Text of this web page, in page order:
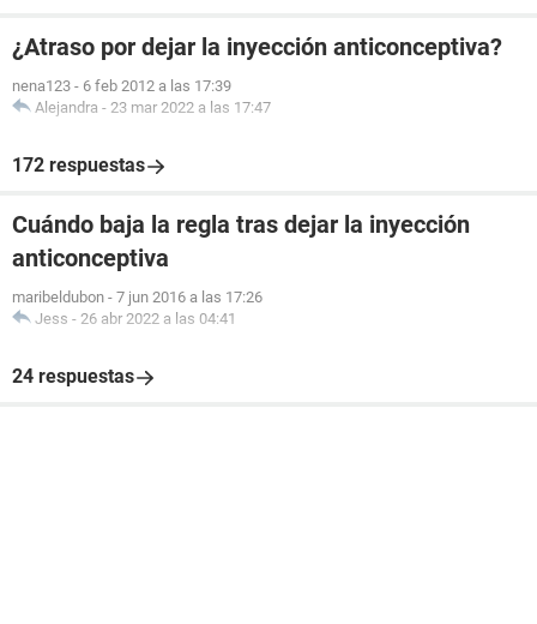
¿Atraso por dejar la inyección anticonceptiva?
nena123 - 6 feb 2012 a las 17:39
Alejandra - 23 mar 2022 a las 17:47
172 respuestas
Cuándo baja la regla tras dejar la inyección
anticonceptiva
maribeldubon - 7 jun 2016 a las 17:26
Jess - 26 abr 2022 a las 04:41
24 respuestas